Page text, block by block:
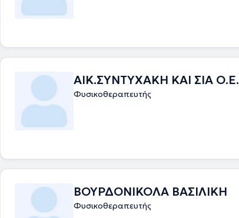
ΑΙΚ.ΣΥΝΤΥΧΑΚΗ ΚΑΙ ΣΙΑ Ο.Ε.
Φυσικοθεραπευτής
ΒΟΥΡΔΟΝΙΚΟΛΑ ΒΑΣΙΛΙΚΗ
Φυσικοθεραπευτής